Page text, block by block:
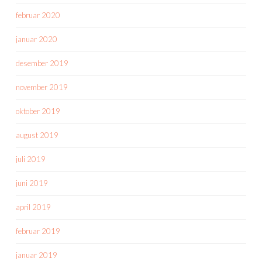
februar 2020
januar 2020
desember 2019
november 2019
oktober 2019
august 2019
juli 2019
juni 2019
april 2019
februar 2019
januar 2019